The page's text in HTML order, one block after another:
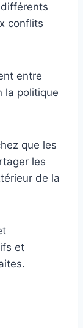
conflits
entre
la politique
que les
les
de la
et